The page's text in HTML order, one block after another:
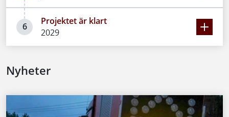
6
Projektet är klart
2029
Nyheter